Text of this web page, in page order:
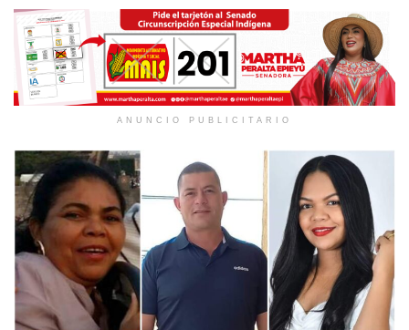
ANUNCIO PUBLICITARIO